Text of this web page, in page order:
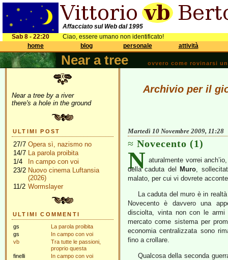
Affacciato sul Web dal 1995
Sab 8 - 22:20
Ciao, essere umano non identificato!
home
blog personale attività
Near a tree ovvero come rovinarsi
Near a tree by a river
there's a hole in the ground
ULTIMI POST
27/7 Opera sì, nazismo no
14/7 La parola proibita
1/4
In campo con voi
23/2 Nuovo cinema Luftansia
(2026)
11/2 Wormslayer
ULTIMI COMMENTI
gs
La parola proibita
gs
In campo con voi
vb
Tra tutte le passioni,
proprio questa
finelli
In campo con voi
Archivio per il
Martedì 10 Novembre 2009, 11:28
Novecento (1)
N aturalmente vorrei
della caduta del
Muro,
malato, per cui vi dovrete
La caduta del muro è in
Novecento è davvero una
disciolta, vinta non con le
mercato come sistema per
economia centralizzata sono
fino a crollare.
Qualcosa della seconda